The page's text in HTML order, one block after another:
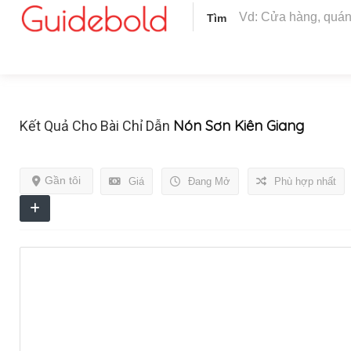
Tìm
Kết Quả Cho Bài Chỉ Dẫn Nón Sơn Kiên Giang
Giá Đang Mở
Gần tôi Phù hợp nhất